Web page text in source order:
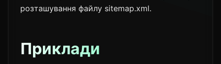
розташування файлу sitemap.xml.
Приклади